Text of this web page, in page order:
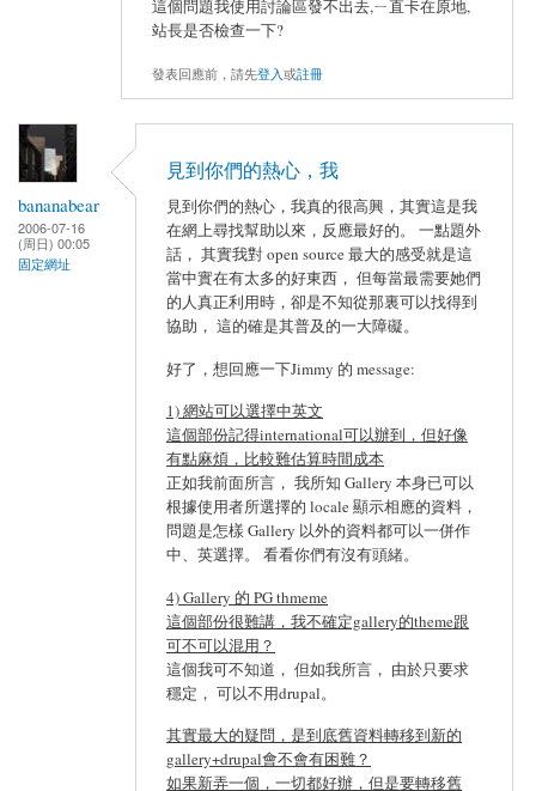
這個問題我使用討論區發不出去,ㄧ直卡在原地,
站長是否檢查一下?
發表回應前，請先登入或註冊
bananabear
2006-07-16
(周日) 00:05
固定網址
見到你們的熱心，我
見到你們的熱心，我真的很高興，其實這是我
在網上尋找幫助以來，反應最好的。 一點題外
話， 其實我對 open source 最大的感受就是這
當中實在有太多的好東西， 但每當最需要她們
的人真正利用時，卻是不知從那裏可以找得到
協助， 這的確是其普及的一大障礙。
好了，想回應一下Jimmy 的 message:
1) 網站可以選擇中英文
這個部份記得international可以辦到，但好像
有點麻煩，比較難估算時間成本
正如我前面所言， 我所知 Gallery 本身已可以
根據使用者所選擇的 locale 顯示相應的資料，
問題是怎樣 Gallery 以外的資料都可以一併作
中、英選擇。 看看你們有沒有頭緒。
4) Gallery 的 PG thmeme
這個部份很難講，我不確定gallery的theme跟
可不可以混用？
這個我可不知道， 但如我所言， 由於只要求
穩定， 可以不用drupal。
其實最大的疑問，是到底舊資料轉移到新的
gallery+drupal會不會有困難？
如果新弄一個，一切都好辦，但是要轉移舊